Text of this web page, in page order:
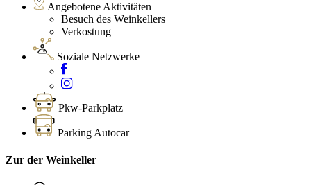
Angebotene Aktivitäten
Besuch des Weinkellers
Verkostung
Soziale Netzwerke
Pkw-Parkplatz
Parking Autocar
Zur der Weinkeller